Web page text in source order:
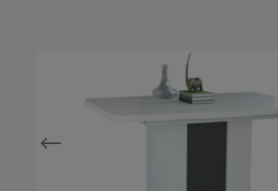
Bildergalerie überspringen